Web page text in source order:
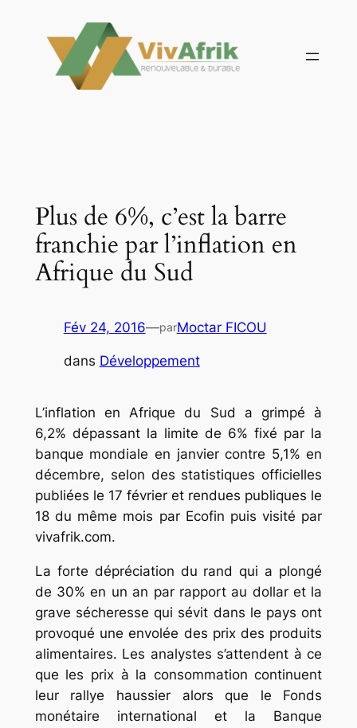
contenu
Plus de 6%, c’est la barre
franchie par l’inflation en
Afrique du Sud
Fév 24, 2016—parMoctar FICOU
dans Développement
L’inflation en Afrique du Sud a grimpé à
6,2% dépassant la limite de 6% fixé par la
banque mondiale en janvier contre 5,1% en
décembre, selon des statistiques officielles
publiées le 17 février et rendues publiques le
18 du même mois par Ecofin puis visité par
vivafrik.com.
La forte dépréciation du rand qui a plongé
de 30% en un an par rapport au dollar et la
grave sécheresse qui sévit dans le pays ont
provoqué une envolée des prix des produits
alimentaires. Les analystes s’attendent à ce
que les prix à la consommation continuent
leur rallye haussier alors que le Fonds
monétaire international et la Banque